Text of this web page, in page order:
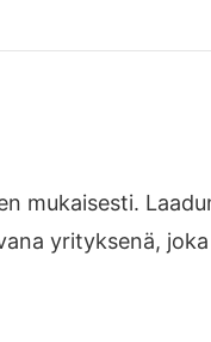
mukaisesti.
yrityksenä,